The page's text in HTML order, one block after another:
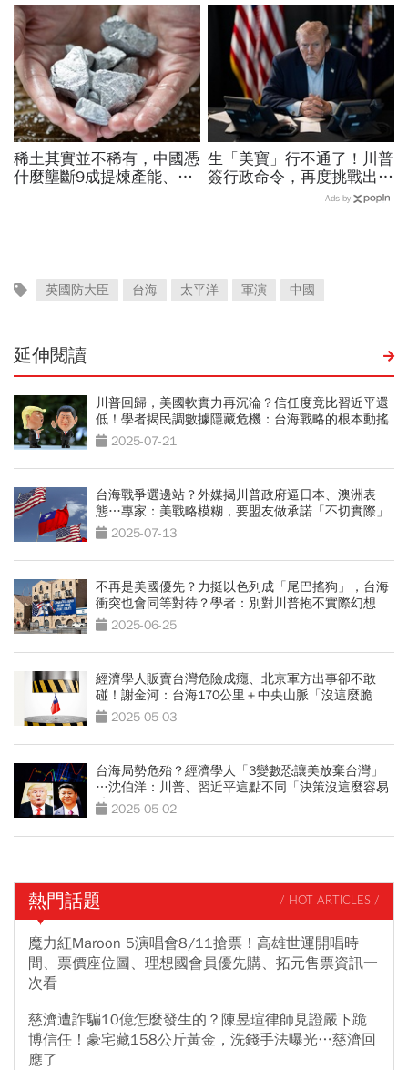
創7個月來最佳單周
出事：根本把投資人丟火坑
稀土其實並不稀有，中國憑
什麼壟斷9成提煉產能、掐
生「美寶」行不通了！川普
簽行政命令，再度挑戰出生
公民權、打擊生育旅遊：不
Ads by
英國防大臣 台海 太平洋 軍演 中國
延伸閱讀
川普回歸，美國軟實力再沉淪？信任度竟比習近平還
低！學者揭民調數據隱藏危機：台海戰略的根本動搖
2025-07-21
台海戰爭選邊站？外媒揭川普政府逼日本、澳洲表
態…專家：美戰略模糊，要盟友做承諾「不切實際」
2025-07-13
不再是美國優先？力挺以色列成「尾巴搖狗」，台海
衝突也會同等對待？學者：別對川普抱不實際幻想
2025-06-25
經濟學人販賣台灣危險成癮、北京軍方出事卻不敢
碰！謝金河：台海170公里＋中央山脈「沒這麼脆
弱」2025-05-03
台海局勢危殆？經濟學人「3變數恐讓美放棄台灣」
…沈伯洋：川普、習近平這點不同「決策沒這麼容易
猜」2025-05-02
熱門話題 / HOT ARTICLES /
魔力紅Maroon 5演唱會8/11搶票！高雄世運開唱時
間、票價座位圖、理想國會員優先購、拓元售票資訊一
次看
慈濟遭詐騙10億怎麼發生的？陳昱瑄律師見證嚴下跪
博信任！豪宅藏158公斤黃金，洗錢手法曝光…慈濟回
應了